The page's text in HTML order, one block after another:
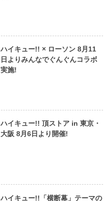
ハイキュー!! × ローソン 8月11
日よりみんなでぐんぐんコラボ
実施!
ハイキュー!! 頂ストア in 東京・
大阪 8月6日より開催!
ハイキュー!!「横断幕」テーマの